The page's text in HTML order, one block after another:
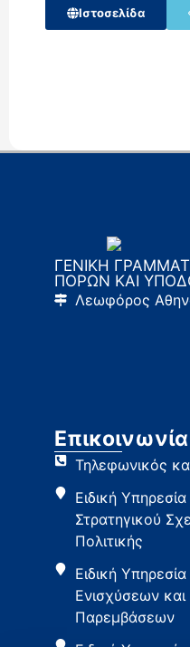
Ιστοσελίδα
ΓΕΝΙΚΗ
ΠΟΡΩΝ ΚΑΙ
Λεωφόρος
Επικοινωνία
Τηλεφωνικός
Ειδική Υπηρεσία
Στρατηγικού
Πολιτικής
Ειδική
Ενισχύσεων
Παρεμβάσεων